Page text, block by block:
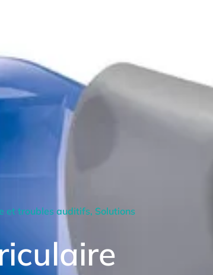
et troubles auditifs, Solutions